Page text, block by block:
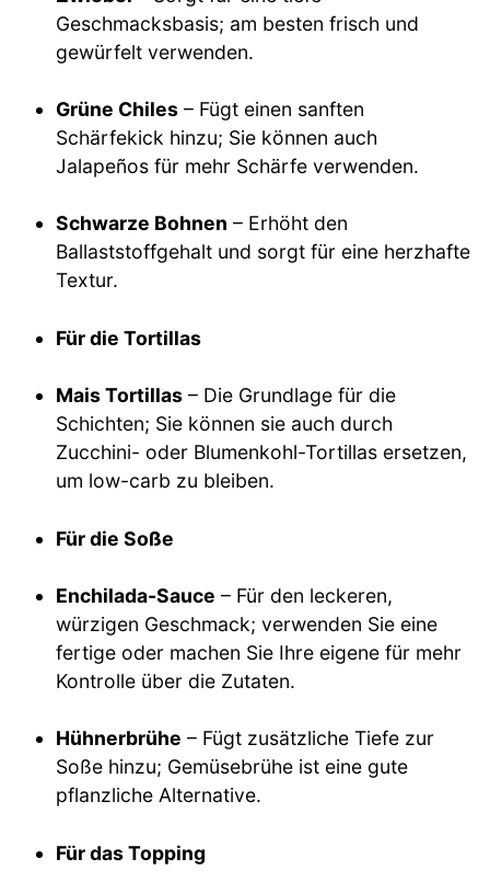
Geschmacksbasis; am besten frisch und
gewürfelt verwenden.
Grüne Chiles – Fügt einen sanften
Schärfekick hinzu; Sie können auch
Jalapeños für mehr Schärfe verwenden.
Schwarze Bohnen – Erhöht den
Ballaststoffgehalt und sorgt für eine herzhafte
Textur.
Für die Tortillas
Mais Tortillas – Die Grundlage für die
Schichten; Sie können sie auch durch
Zucchini- oder Blumenkohl-Tortillas ersetzen,
um low-carb zu bleiben.
Für die Soße
Enchilada-Sauce – Für den leckeren,
würzigen Geschmack; verwenden Sie eine
fertige oder machen Sie Ihre eigene für mehr
Kontrolle über die Zutaten.
Hühnerbrühe – Fügt zusätzliche Tiefe zur
Soße hinzu; Gemüsebrühe ist eine gute
pflanzliche Alternative.
Für das Topping